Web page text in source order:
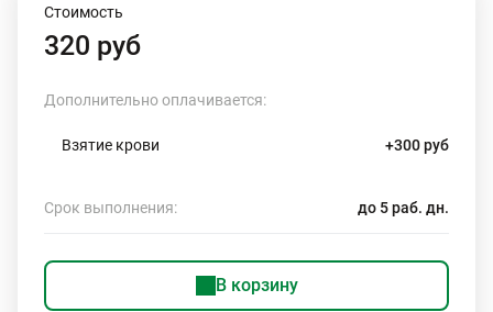
Стоимость
320 руб
Дополнительно оплачивается:
Взятие крови +300 руб
Срок выполнения: до 5 раб. дн.
В корзину